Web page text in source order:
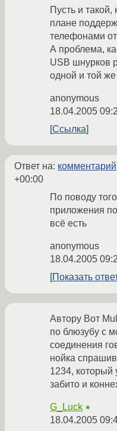
Пусть и такой,
плане
телефонами
А проблема,
USB шнурков
одной и той
anonymous
18.04.2005
Ссылка
Ответ на: комментарий
+00:00
По поводу
приложения
всё еcть
anonymous
18.04.2005
Показать
Автору Вот
по блюзубу с
соединения
нойка
1234, который
забито и
G_Luck ★
18.04.2005